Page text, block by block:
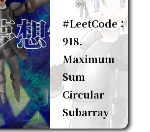
999]
#LeetCode：
918.
Maximum
Sum
Circular
Subarray